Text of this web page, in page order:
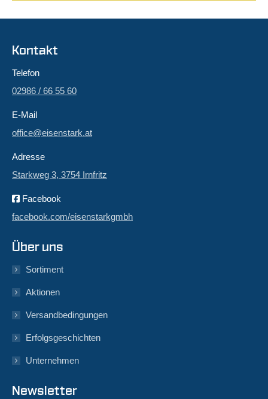
Kontakt
Telefon
02986 / 66 55 60
E-Mail
office@eisenstark.at
Adresse
Starkweg 3, 3754 Irnfritz
Facebook
facebook.com/eisenstarkgmbh
Über uns
Sortiment
Aktionen
Versandbedingungen
Erfolgsgeschichten
Unternehmen
Newsletter